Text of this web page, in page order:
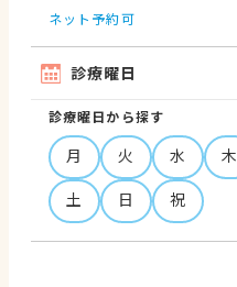
ネット予約可
診療曜日
診療曜日から探す
月 火 水 木
土
日 祝